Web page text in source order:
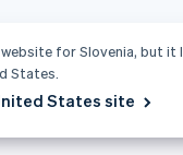
website for Slovenia, but it
States.
States site